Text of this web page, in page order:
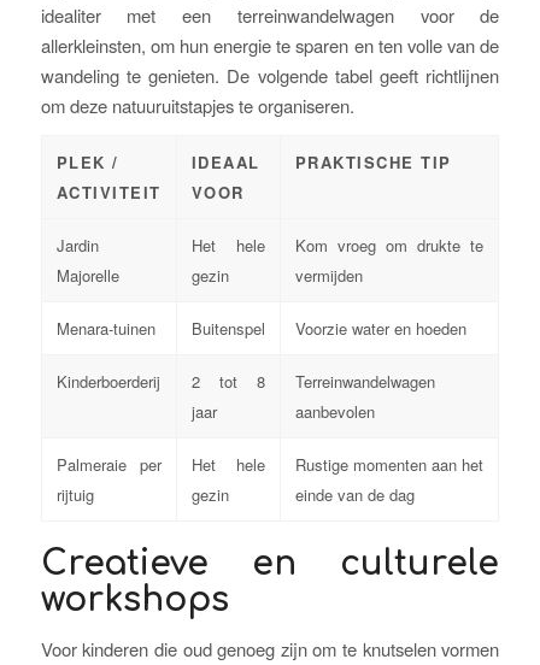
idealiter met een terreinwandelwagen voor de
allerkleinsten, om hun energie te sparen en ten volle van de
wandeling te genieten. De volgende tabel geeft richtlijnen
om deze natuuruitstapjes te organiseren.
PLEK /
ACTIVITEIT
IDEAAL
VOOR
PRAKTISCHE TIP
Jardin
Majorelle
Het hele
gezin
Kom vroeg om drukte te
vermijden
Menara-tuinen Buitenspel Voorzie water en hoeden
Kinderboerderij
2 tot 8
jaar
Terreinwandelwagen
aanbevolen
Palmeraie per
rijtuig
Het hele
gezin
Rustige momenten aan het
einde van de dag
Creatieve en culturele
workshops
Voor kinderen die oud genoeg zijn om te knutselen vormen